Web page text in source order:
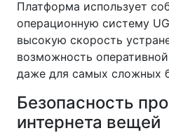
Платформа использует
операционную систему
высокую скорость
возможность
даже для самых сложных
Безопасность
интернета вещей